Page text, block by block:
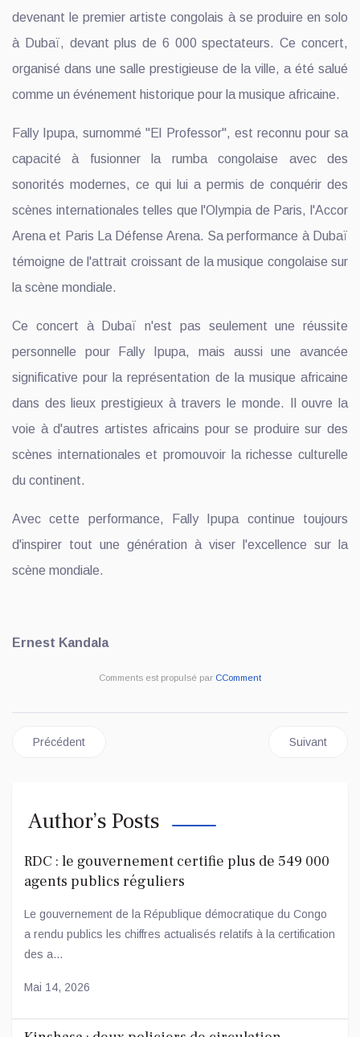
devenant le premier artiste congolais à se produire en solo
à Dubaï, devant plus de 6 000 spectateurs. Ce concert,
organisé dans une salle prestigieuse de la ville, a été salué
comme un événement historique pour la musique africaine.
Fally Ipupa, surnommé "El Professor", est reconnu pour sa
capacité à fusionner la rumba congolaise avec des
sonorités modernes, ce qui lui a permis de conquérir des
scènes internationales telles que l'Olympia de Paris, l'Accor
Arena et Paris La Défense Arena. Sa performance à Dubaï
témoigne de l'attrait croissant de la musique congolaise sur
la scène mondiale.
Ce concert à Dubaï n'est pas seulement une réussite
personnelle pour Fally Ipupa, mais aussi une avancée
significative pour la représentation de la musique africaine
dans des lieux prestigieux à travers le monde. Il ouvre la
voie à d'autres artistes africains pour se produire sur des
scènes internationales et promouvoir la richesse culturelle
du continent.
Avec cette performance, Fally Ipupa continue toujours
d'inspirer tout une génération à viser l'excellence sur la
scène mondiale.
Ernest Kandala
Comments est propulsé par CComment
Article précédent : SURVOL DE L’HISTOIRE DU PEUPLE LUBA-
Précédent Article
Suivant
Author’s Posts
RDC : le gouvernement certifie plus de 549 000
agents publics réguliers
Le gouvernement de la République démocratique du Congo
a rendu publics les chiffres actualisés relatifs à la certification
des a...
Mai 14, 2026